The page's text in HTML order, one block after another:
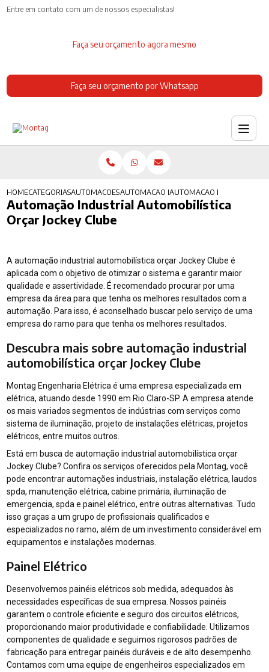
Entre em contato com um de nossos especialistas!
Faça seu orçamento agora mesmo
Faça seu orçamento por Whatsapp
HOMECATEGORIASAUTOMACOES INDUSTRIAISAUTOMACAO INDUSTRIAL DE PROCESSO
AUTOMACAO INDUSTRIAL
Automação Industrial Automobilística
Orçar Jockey Clube
A automação industrial automobilística orçar Jockey Clube é
aplicada com o objetivo de otimizar o sistema e garantir maior
qualidade e assertividade. É recomendado procurar por uma
empresa da área para que tenha os melhores resultados com a
automação. Para isso, é aconselhado buscar pelo serviço de uma
empresa do ramo para que tenha os melhores resultados.
Descubra mais sobre automação industrial
automobilística orçar Jockey Clube
Montag Engenharia Elétrica é uma empresa especializada em
elétrica, atuando desde 1990 em Rio Claro-SP. A empresa atende
os mais variados segmentos de indústrias com serviços como
sistema de iluminação, projeto de instalações elétricas, projetos
elétricos, entre muitos outros.
Está em busca de automação industrial automobilística orçar
Jockey Clube? Confira os serviços oferecidos pela Montag, você
pode encontrar automações industriais, instalação elétrica, laudos
spda, manutenção elétrica, cabine primária, iluminação de
emergencia, spda e painel elétrico, entre outras alternativas. Tudo
isso graças a um grupo de profissionais qualificados e
especializados no ramo, além de um investimento considerável em
equipamentos e instalações modernas.
Painel Elétrico
Desenvolvemos painéis elétricos sob medida, adequados às
necessidades específicas de sua empresa. Nossos painéis
garantem o controle eficiente e seguro dos circuitos elétricos,
proporcionando maior produtividade e confiabilidade. Utilizamos
componentes de qualidade e seguimos rigorosos padrões de
fabricação para entregar painéis duráveis e de alto desempenho.
Contamos com uma equipe de engenheiros especializados em